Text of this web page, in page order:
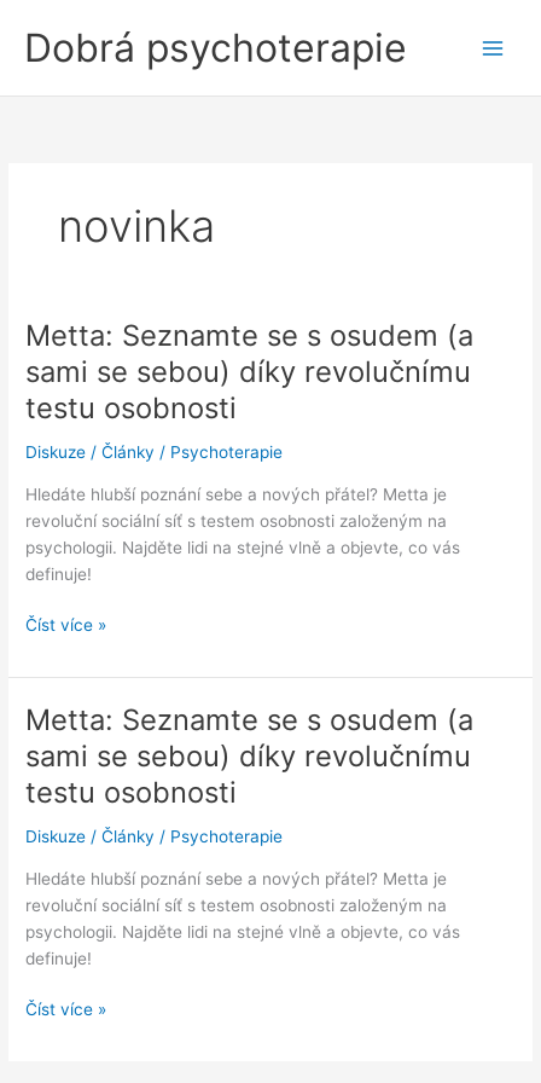
obsahDobrá psychoterapie
novinka
Metta: Seznamte se s osudem (a
sami se sebou) díky revolučnímu
testu osobnosti
Diskuze /Články / Psychoterapie
Hledáte hlubší poznání sebe a nových přátel? Metta je
revoluční sociální síť s testem osobnosti založeným na
psychologii. Najděte lidi na stejné vlně a objevte, co vás
definuje!
Metta:
se
s
osudem
(a
sami
se
sebou)
revolučnímu
testu
osobnosti
Číst více »
Metta: Seznamte se s osudem (a
sami se sebou) díky revolučnímu
testu osobnosti
Diskuze /Články / Psychoterapie
Hledáte hlubší poznání sebe a nových přátel? Metta je
revoluční sociální síť s testem osobnosti založeným na
psychologii. Najděte lidi na stejné vlně a objevte, co vás
definuje!
Metta:
Číst více »